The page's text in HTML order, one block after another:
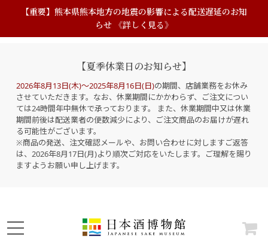
【重要】熊本県熊本地方の地震の影響による配送遅延のお知
らせ 《詳しく見る》
【夏季休業日のお知らせ】
2026年8月13日(木)～2025年8月16日(日)の期間、店舗業務をお休み
させていただきます。なお、休業期間にかかわらず、ご注文につい
ては24時間年中無休で承っております。 また、休業期間中又は休業
期間前後は配送業者の便数減少により、ご注文商品のお届けが遅れ
る可能性がございます。
※商品の発送、注文確認メールや、お問い合わせに対しますご返答
は、2026年8月17日(月)より順次ご対応をいたします。ご理解を賜り
ますようお願い申し上げます。